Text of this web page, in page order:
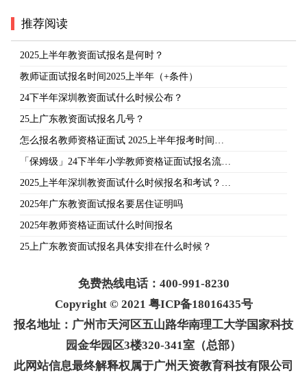
推荐阅读
2025上半年教资面试报名是何时？
教师证面试报名时间2025上半年（+条件）
24下半年深圳教资面试什么时候公布？
25上广东教资面试报名几号？
怎么报名教师资格证面试 2025上半年报考时间…
「保姆级」24下半年小学教师资格证面试报名流…
2025上半年深圳教资面试什么时候报名和考试？…
2025年广东教资面试报名要居住证明吗
2025年教师资格证面试什么时间报名
25上广东教资面试报名具体安排在什么时候？
免费热线电话：400-991-8230
Copyright © 2021 粤ICP备18016435号
报名地址：广州市天河区五山路华南理工大学国家科技
园金华园区3楼320-341室（总部）
此网站信息最终解释权属于广州天资教育科技有限公司